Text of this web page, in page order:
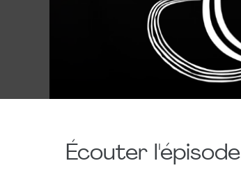
Écouter l'épisode